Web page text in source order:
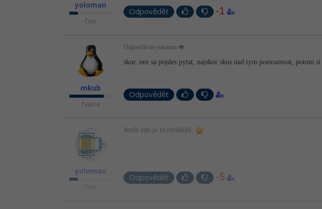
yoloman
Člen
Odpovědět -1
mkub
Tvůrce
Odpovídá na yoloman
skor, nez sa pojdes pytat, najskor skus nad tym pouvazovat, potom
Odpovědět
yoloman
Člen
Jenže zde je to rychlejší.
Odpovědět -5